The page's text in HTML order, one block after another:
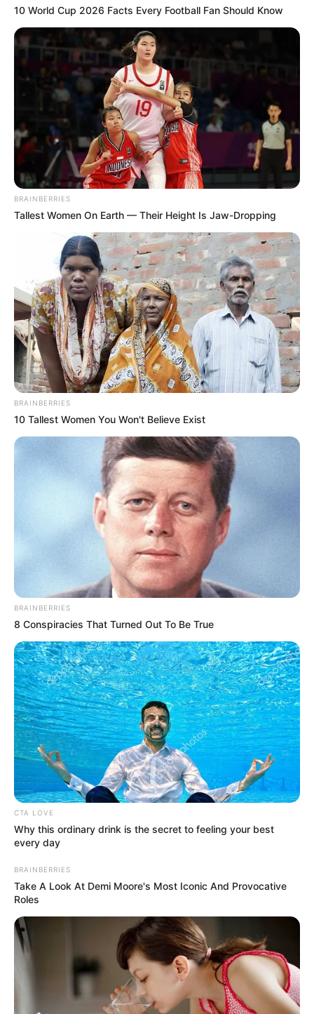
10 World Cup 2026 Facts Every Football Fan Should Know
BRAINBERRIES
Tallest Women On Earth — Their Height Is Jaw-Dropping
BRAINBERRIES
10 Tallest Women You Won't Believe Exist
BRAINBERRIES
8 Conspiracies That Turned Out To Be True
CTA LOVE
Why this ordinary drink is the secret to feeling your best
every day
BRAINBERRIES
Take A Look At Demi Moore's Most Iconic And Provocative
Roles